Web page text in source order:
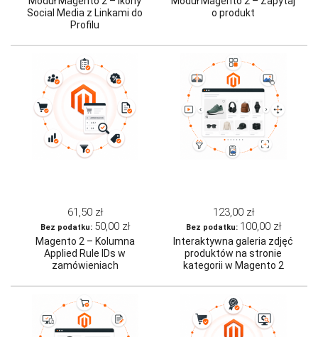
Social Media z Linkami do
Profilu
o produkt
61,50 zł
50,00 zł
Magento 2 – Kolumna
Applied Rule IDs w
zamówieniach
123,00 zł
100,00 zł
Interaktywna galeria zdjęć
produktów na stronie
kategorii w Magento 2